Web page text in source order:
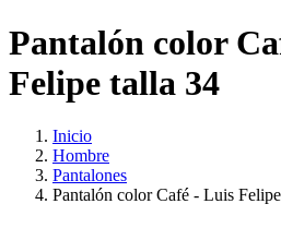
Pantalón color
Felipe talla 34
Inicio
Hombre
Pantalones
Pantalón color Café - Luis Felipe